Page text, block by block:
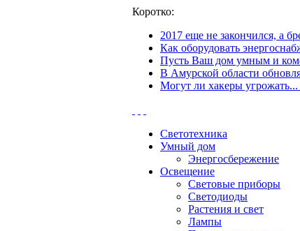
Коротко:
2017 еще не закончился, а
Как оборудовать
Пусть Ваш дом умным и
В Амурской области
Могут ли хакеры угрожать...
Светотехника
Умный дом
Энергосбережение
Освещение
Световые приборы
Светодиоды
Растения и свет
Лампы